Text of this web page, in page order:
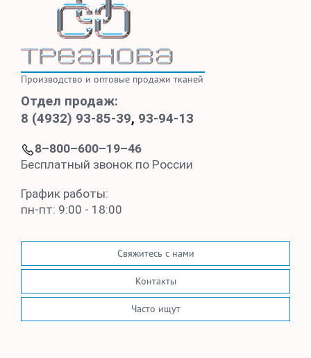
Производство и оптовые продажи тканей
Отдел продаж:
8 (4932) 93-85-39, 93-94-13
8–800–600–19–46
Бесплатный звонок по России
График работы:
пн-пт: 9:00 - 18:00
Свяжитесь с нами
Контакты
Часто ищут